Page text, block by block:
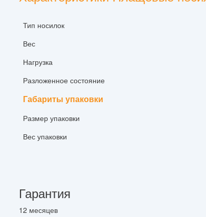
Тип носилок
Вес
Нагрузка
Разложенное состояние
Габариты упаковки
Размер упаковки
Вес упаковки
Гарантия
12 месяцев